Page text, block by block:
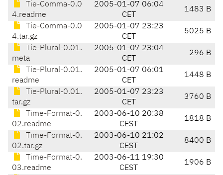
Tie-Comma-0.0
4.readme
2005-01-07 06:04
CET
1483 B
Tie-Comma-0.0
4.tar.gz
2005-01-07 23:23
CET
5025 B
Tie-Plural-0.01.
meta
2005-01-07 23:04
CET
296 B
Tie-Plural-0.01.
readme
2005-01-07 06:01
CET
1448 B
Tie-Plural-0.01.
tar.gz
2005-01-07 23:23
CET
3760 B
Time-Format-0.
02.readme
2003-06-10 20:38
CEST
1818 B
Time-Format-0.
02.tar.gz
2003-06-10 21:02
CEST
8400 B
Time-Format-0.
03.readme
2003-06-11 19:30
CEST
1906 B